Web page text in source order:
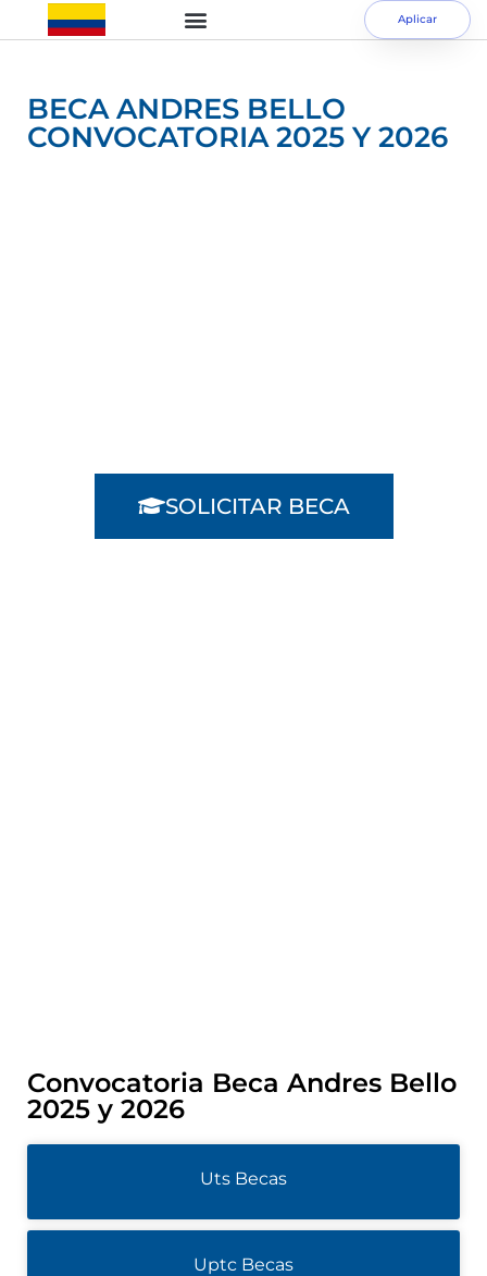
Aplicar
BECA ANDRES BELLO
CONVOCATORIA 2025 Y 2026
SOLICITAR BECA
Convocatoria Beca Andres Bello
2025 y 2026
Uts Becas
Uptc Becas